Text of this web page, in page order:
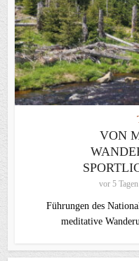
VON
vor 5 Tagen
Führungen des
meditative